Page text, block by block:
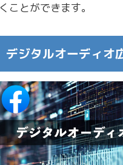
くことができます。
デジタルオーディオ